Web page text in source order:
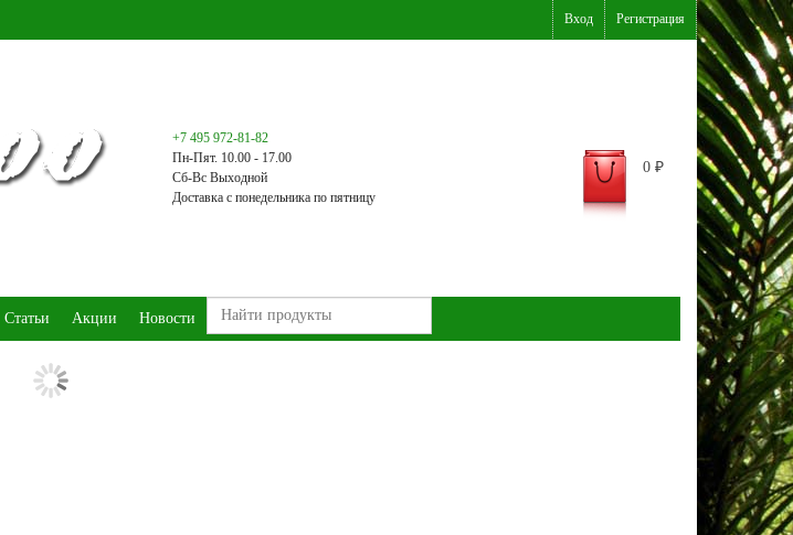
Вход Регистрация
+7 495 972-81-82
Пн-Пят. 10.00 - 17.00
Сб-Вс Выходной
Доставка с понедельника по пятницу
0 ₽
Статьи Акции Новости